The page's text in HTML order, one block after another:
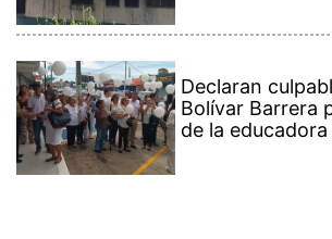
Declaran
Bolívar Barrera
de la